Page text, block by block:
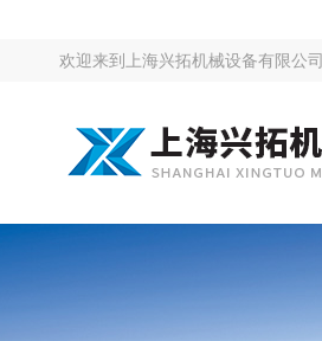
欢迎来到 上海兴拓机械设备有限公司